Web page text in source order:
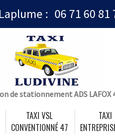
Laplume : 06 71 60 81
de stationnement ADS LAFOX
TAXI VSL
CONVENTIONNÉ 47
TAXI